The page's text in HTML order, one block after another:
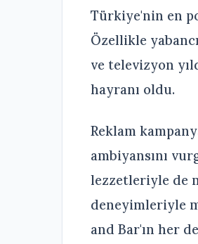
Türkiye'nin en
Özellikle
ve televizyon
hayranı oldu.
Reklam
ambiyansını
lezzetleriyle de
deneyimleriyle
and Bar'ın her